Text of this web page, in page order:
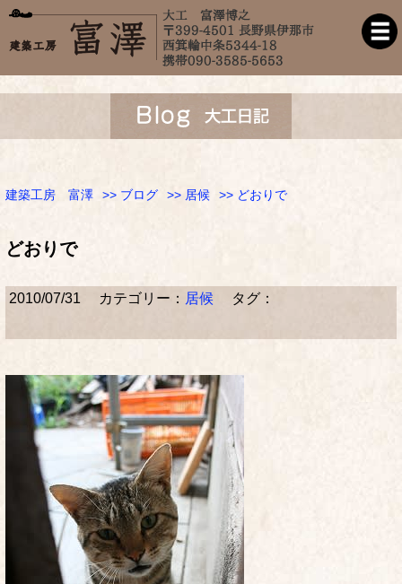
建築工房 富澤 >> ブログ >> 居候 >> どおりで
どおりで
2010/07/31 カテゴリー： 居候 タグ：